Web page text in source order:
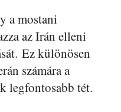
a mostani
az Irán elleni
Ez különösen
számára a
legfontosabb tét.